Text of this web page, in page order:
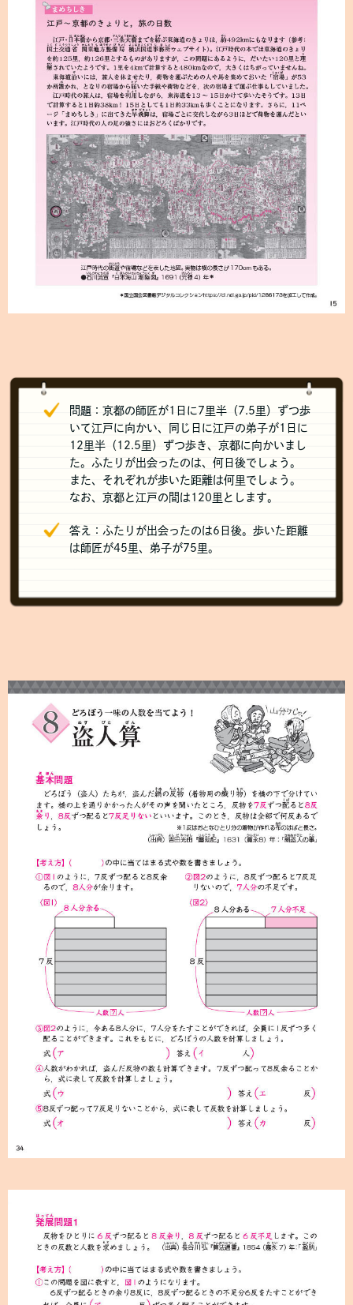
問題：京都の師匠が1日に7里半（7.5里）ずつ歩
いて江戸に向かい、同じ日に江戸の弟子が1日に
12里半（12.5里）ずつ歩き、京都に向かいまし
た。ふたりが出会ったのは、何日後でしょう。
また、それぞれが歩いた距離は何里でしょう。
なお、京都と江戸の間は120里とします。
答え：ふたりが出会ったのは6日後。歩いた距離
は師匠が45里、弟子が75里。